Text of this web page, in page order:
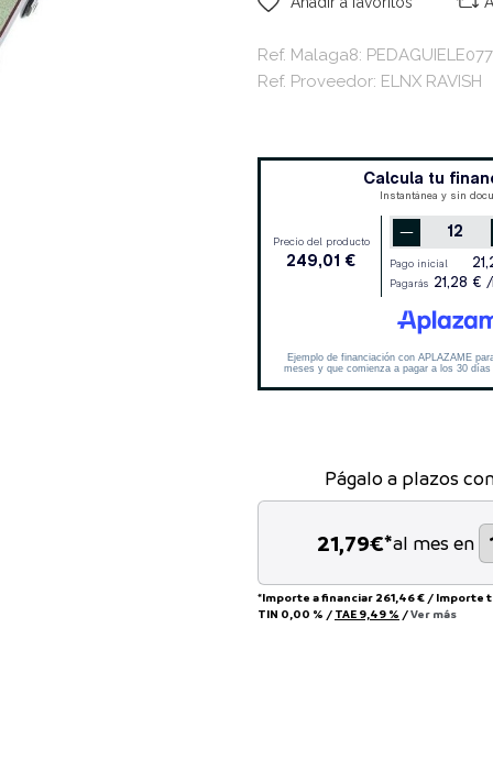
Ref. Malaga8: PEDAGUIELE077
Ref. Proveedor: ELNX RAVISH
Págalo a plazos
21,79€*al mes en
*Importe a financiar 261,46 € / Importe
TIN 0,00 % / TAE 9,49 % /Ver más